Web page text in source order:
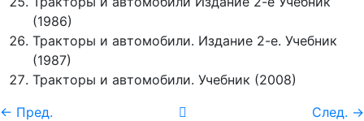
(1986)
Тракторы и автомобили. Издание 2-е. Учебник
(1987)
Тракторы и автомобили. Учебник (2008)
← Пред.
След. →